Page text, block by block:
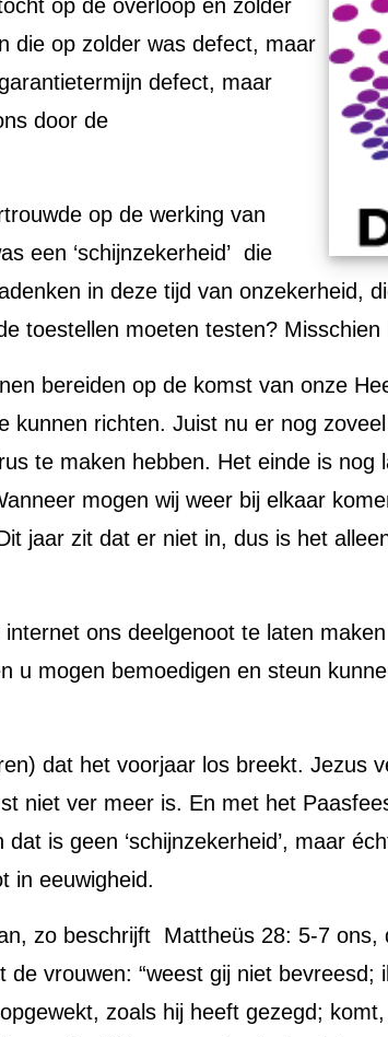
op de overloop en zolder
die op zolder was defect, maar
defect, maar
door de
op de werking van
een ‘schijnzekerheid’ die
in deze tijd van onzekerheid,
toestellen moeten testen?
bereiden op de komst van onze
richten. Juist nu er nog
te maken hebben. Het einde is nog
mogen wij weer bij elkaar
jaar zit dat er niet in, dus is het
ons deelgenoot te laten
u mogen bemoedigen en steun
dat het voorjaar los breekt. Jezus
niet ver meer is. En met het
is geen ‘schijnzekerheid’, maar
in eeuwigheid.
zo beschrijft Mattheüs 28: 5-7
vrouwen: “weest gij niet bevreesd;
zoals hij heeft gezegd;